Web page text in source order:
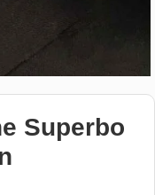
Superbo